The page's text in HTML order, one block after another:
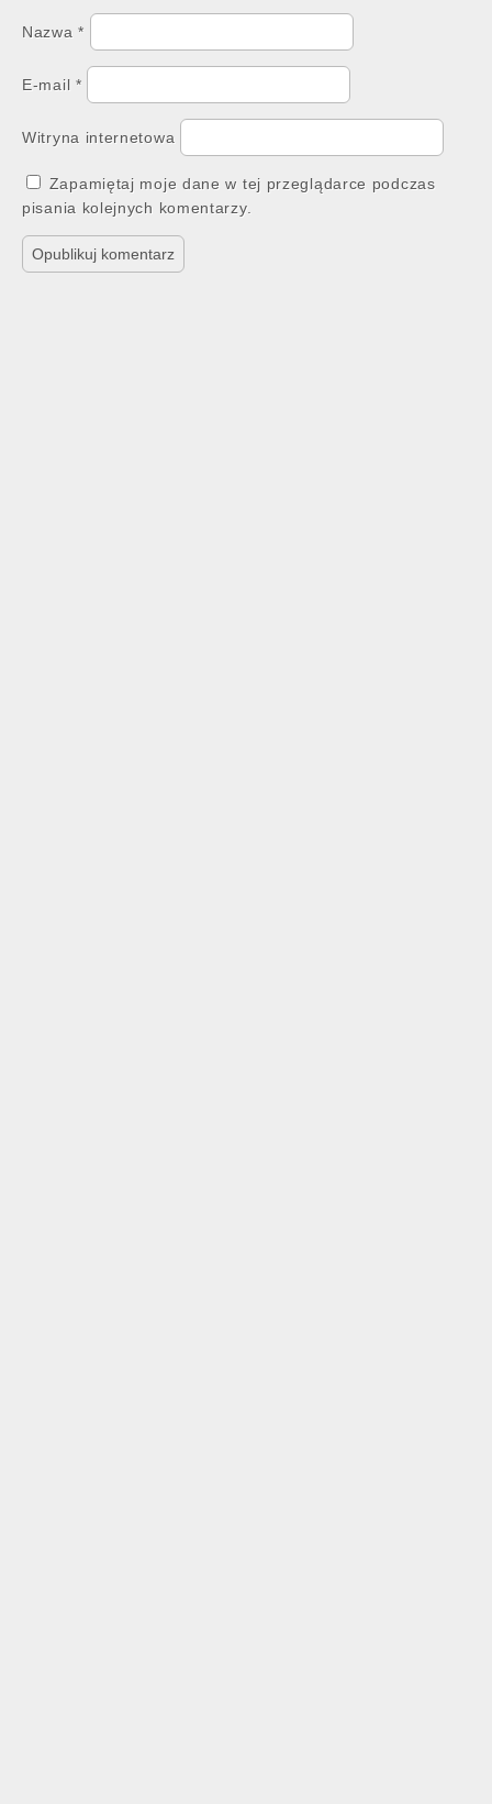
Nazwa*
E-mail *
Witryna internetowa
Zapamiętaj moje dane w tej przeglądarce podczas
pisania kolejnych komentarzy.